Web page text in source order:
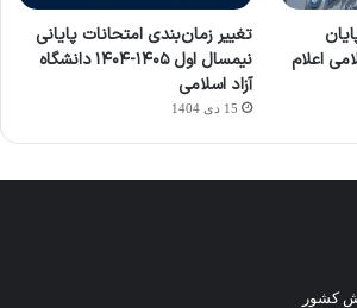
اعلام
تغییر زمان‌بندی امتحانات پایانی
نیمسال اول ۱۴۰۵-۱۴۰۴ دانشگاه
آزاد اسلامی
15 دی 1404
کشور